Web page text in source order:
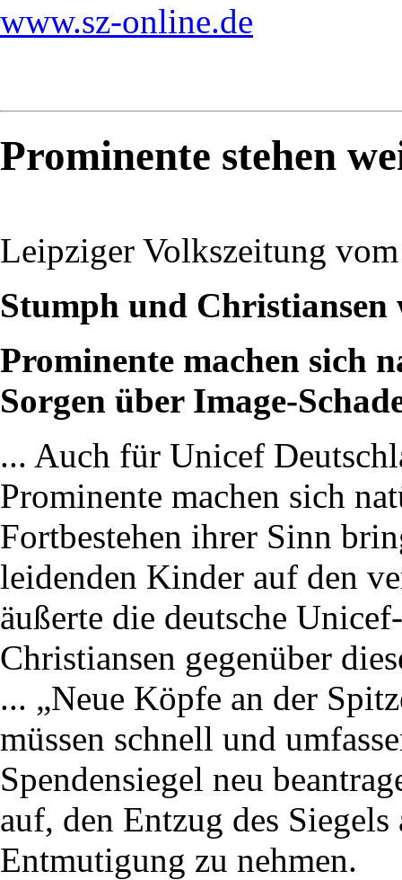
www.sz-online.de
Prominente stehen
Leipziger Volkszeitung
Stumph und
Prominente machen sich
Sorgen über Image-
... Auch für Unicef
Prominente machen sich
Fortbestehen ihrer Sinn
leidenden Kinder auf den
äußerte die deutsche
Christiansen gegenüber
... „Neue Köpfe an der
müssen schnell und
Spendensiegel neu
auf, den Entzug des
Entmutigung zu nehmen.